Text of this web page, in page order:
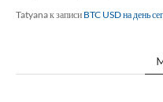
Tatyanaк записи BTC USD на день